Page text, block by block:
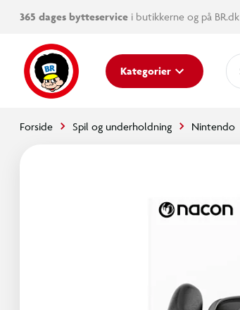
365 dages bytteservice i butikkerne og på BR.dk
Kategorier
Forside Spil og underholdning Nintendo